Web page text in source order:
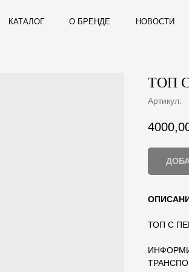
О БРЕНДЕ НОВОСТИ
ТОП
Артикул:
ТОП С